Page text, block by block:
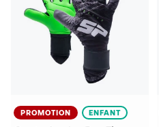
PROMOTION ENFANT